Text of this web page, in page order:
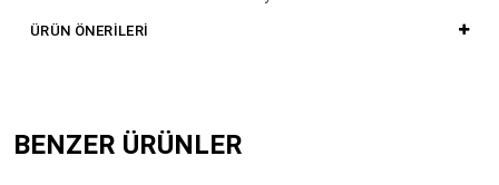
ÜRÜN ÖNERILERI
BENZER ÜRÜNLER